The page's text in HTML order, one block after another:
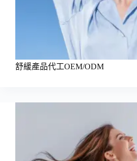
舒緩產品代工OEM/ODM